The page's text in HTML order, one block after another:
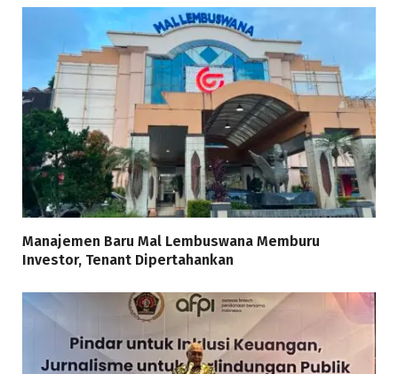
Manajemen Baru Mal Lembuswana Memburu
Investor, Tenant Dipertahankan